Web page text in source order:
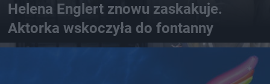
Helena Englert znowu zaskakuje.
Aktorka wskoczyła do fontanny